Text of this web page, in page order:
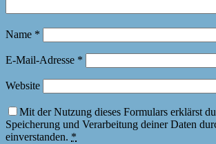
Name *
E-Mail-Adresse *
Website
Mit der Nutzung dieses Formulars erklärst
Speicherung und Verarbeitung deiner Daten
einverstanden. *